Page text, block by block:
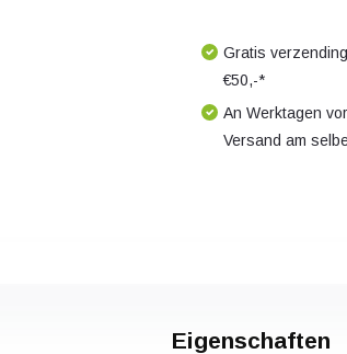
Gratis
€50,-*
An Werktagen
Versand am
Eigenschaften